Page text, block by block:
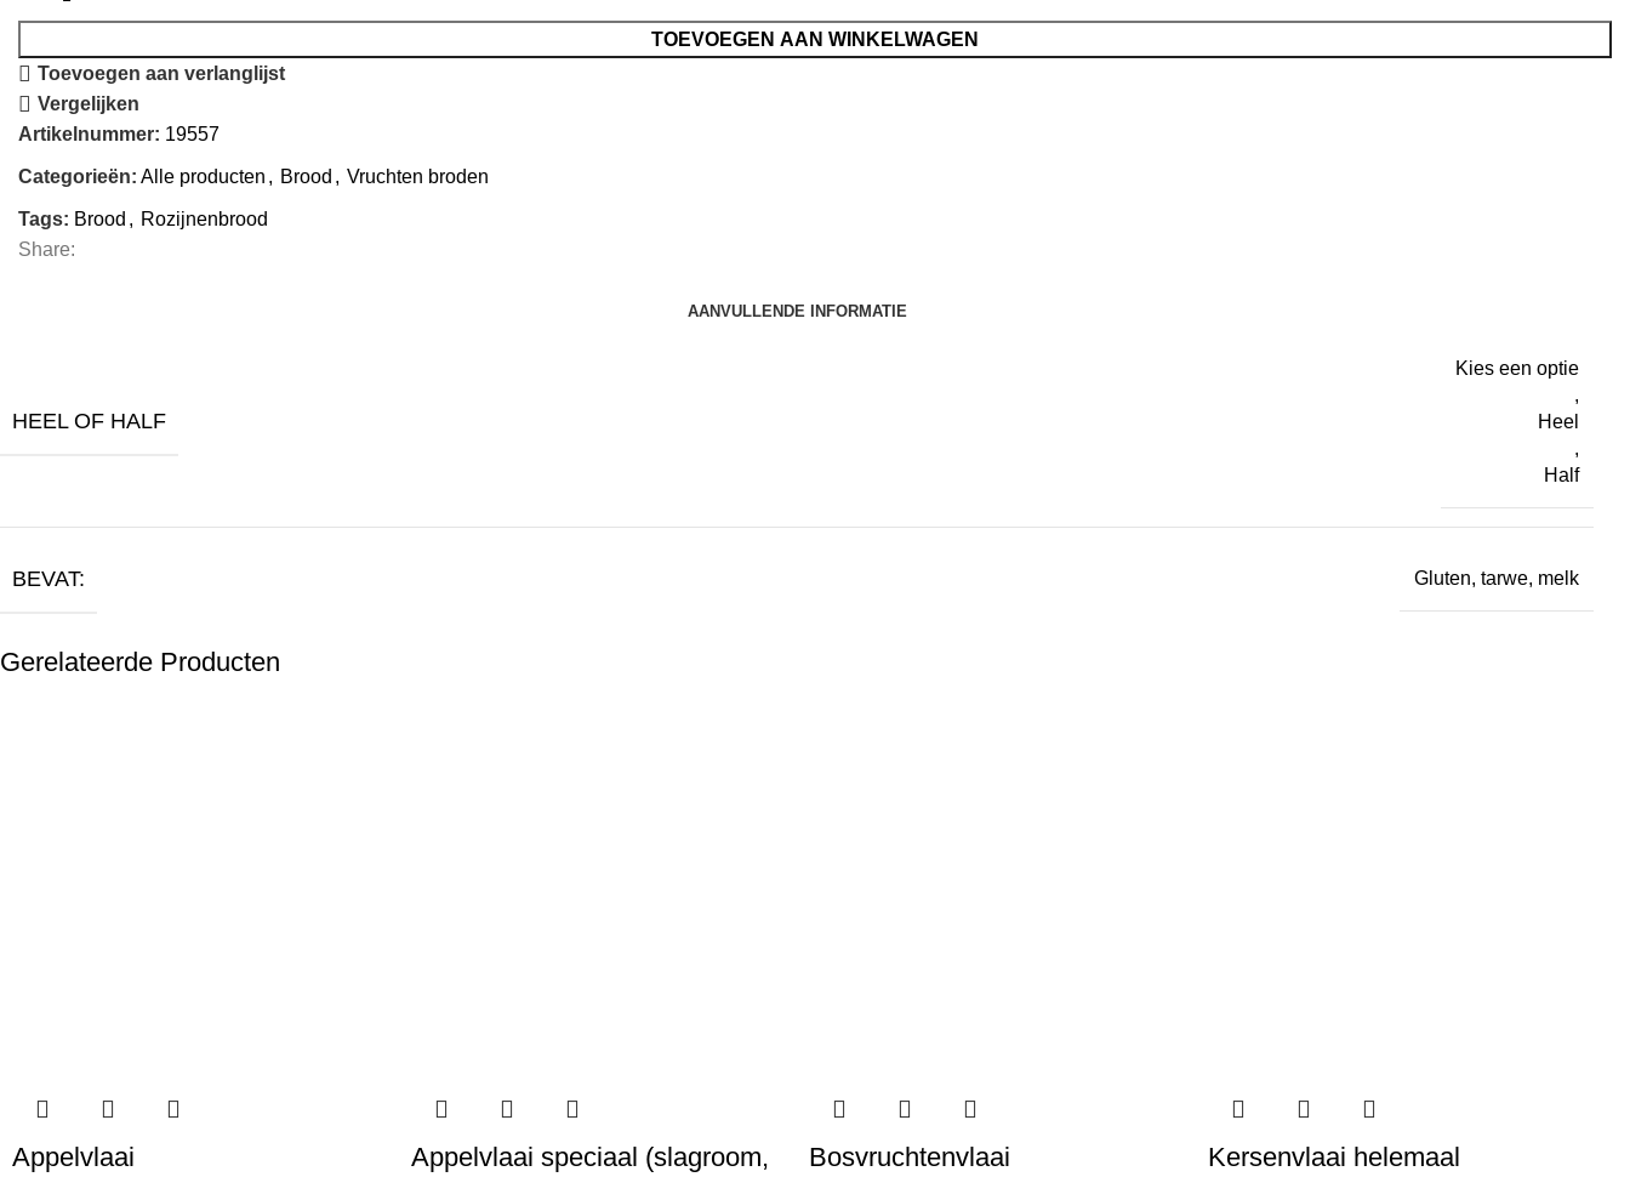
TOEVOEGEN AAN WINKELWAGEN
Toevoegen aan verlanglijst
Vergelijken
Artikelnummer: 19557
Categorieën: Alle producten , Brood , Vruchten broden
Tags: Brood , Rozijnenbrood
Share:
AANVULLENDE INFORMATIE
HEEL OF HALF
Kies een optie
,
Heel
,
Half
BEVAT: Gluten, tarwe, melk
Gerelateerde Producten
Appelvlaai
Appelvlaai speciaal (slagroom,
Bosvruchtenvlaai
Kersenvlaai helemaal